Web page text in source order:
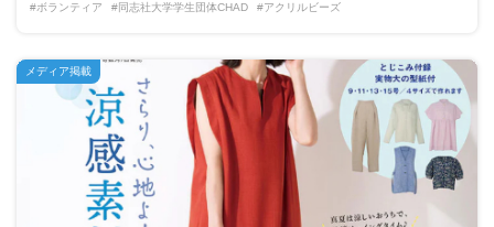
#ボランティア #同志社大学学生団体CHAD #アクリルビーズ
メディア掲載